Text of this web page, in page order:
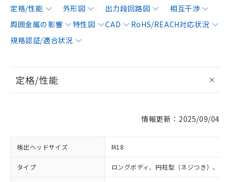
定格/性能 外形図 出力段回路図
相互干渉
周囲金属の影響
特性図 CAD
RoHS/REACH対応状況
規格認証/適合状況
定格/性能
情報更新：2025/09/04
検出ヘッドサイズ M18
タイプ ロングボディ、円柱型（ネジつき）、シ